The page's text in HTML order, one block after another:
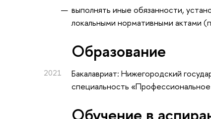
выполнять иные обязанности,
локальными нормативными актами
Oбразование
2021
Бакалавриат: Нижегородский
специальность
Обучение в